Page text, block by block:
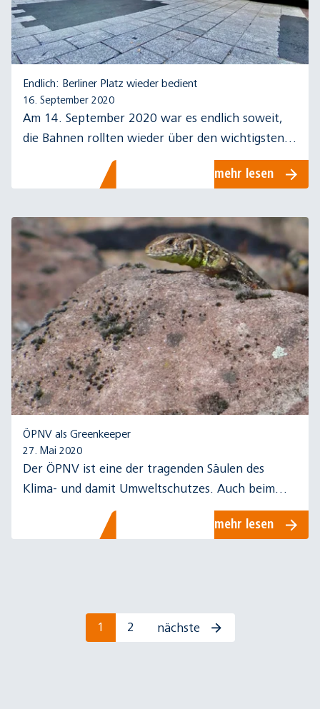
Endlich: Berliner Platz wieder bedient
16. September 2020
Am 14. September 2020 war es endlich soweit,
die Bahnen rollten wieder über den wichtigsten
Knotenpunkt in Ludwigshafen, den Berliner
mehr lesen
ÖPNV als Greenkeeper
27. Mai 2020
Der ÖPNV ist eine der tragenden Säulen des
Klima- und damit Umweltschutzes. Auch beim
Bau neuer Infrastruktur ist Umweltschutz eine
wichtige Leitplanke der rnv.
mehr lesen
1 2 nächste